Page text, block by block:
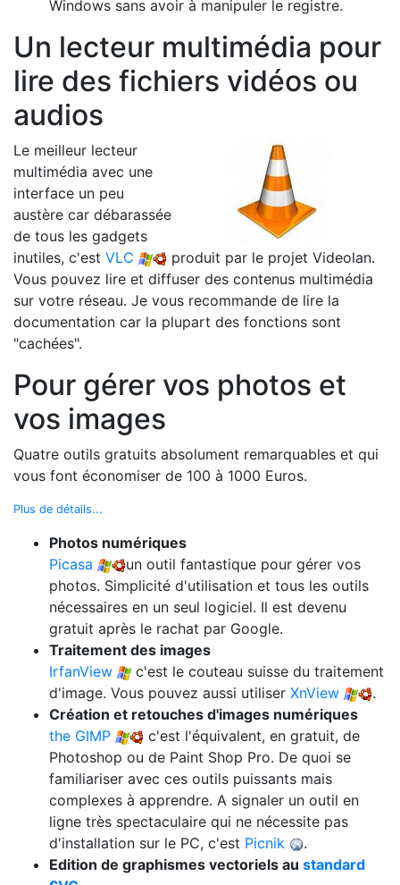
Windows sans avoir à manipuler le registre.
Un lecteur multimédia pour
lire des fichiers vidéos ou
audios
Le meilleur lecteur
multimédia avec une
interface un peu
austère car débarassée
de tous les gadgets
inutiles, c'est VLC
produit par le projet Videolan.
Vous pouvez lire et diffuser des contenus multimédia
sur votre réseau. Je vous recommande de lire la
documentation car la plupart des fonctions sont
"cachées".
Pour gérer vos photos et
vos images
Quatre outils gratuits absolument remarquables et qui
vous font économiser de 100 à 1000 Euros.
Plus de détails...
Photos numériques
Picasa
un outil fantastique pour gérer vos
photos. Simplicité d'utilisation et tous les outils
nécessaires en un seul logiciel. Il est devenu
gratuit après le rachat par Google.
Traitement des images
IrfanView
c'est le couteau suisse du traitement
d'image. Vous pouvez aussi utiliser XnView
.
Création et retouches d'images numériques
the GIMP
c'est l'équivalent, en gratuit, de
Photoshop ou de Paint Shop Pro. De quoi se
familiariser avec ces outils puissants mais
complexes à apprendre. A signaler un outil en
ligne très spectaculaire qui ne nécessite pas
d'installation sur le PC, c'est Picnik
.
Edition de graphismes vectoriels au standard